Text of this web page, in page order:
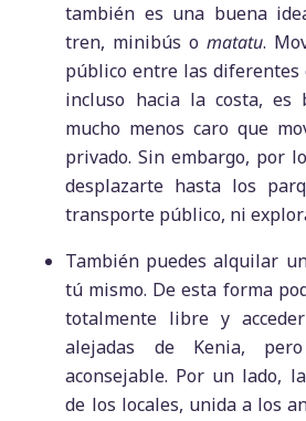
también es una buena
tren, minibús o matatu.
público entre las diferentes
incluso hacia la costa, es
mucho menos caro que
privado. Sin embargo, por
desplazarte hasta los
transporte público, ni
También puedes alquilar
tú mismo. De esta forma
totalmente libre y
alejadas de Kenia,
aconsejable. Por un lado,
de los locales, unida a los